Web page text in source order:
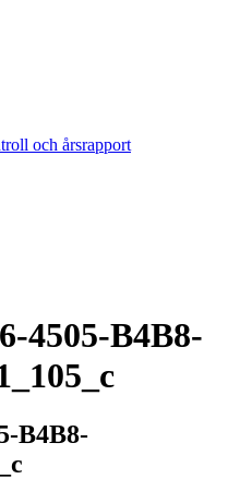
och årsrapport
4505-B4B8-
B4B8-